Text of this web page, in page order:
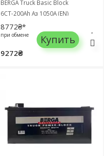
BERGA Truck Basic Block
6СТ-200Ah Аз 1050A (EN)
700038105
8772₴*
при обмене
9272₴
Купить